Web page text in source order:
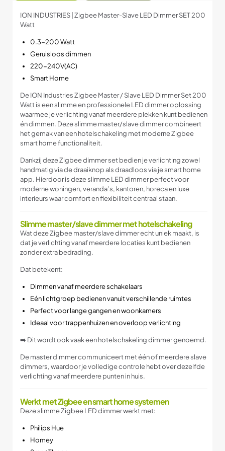
ION INDUSTRIES | Zigbee Master-Slave LED Dimmer SET 200
Watt
0.3-200 Watt
Geruisloos dimmen
220-240V(AC)
Smart Home
De ION Industries Zigbee Master / Slave LED Dimmer Set 200
Watt is een slimme en professionele LED dimmer oplossing
waarmee je verlichting vanaf meerdere plekken kunt bedienen
én dimmen. Deze slimme master/slave dimmer combineert
het gemak van een hotelschakeling met moderne Zigbee
smart home functionaliteit.
Dankzij deze Zigbee dimmer set bedien je verlichting zowel
handmatig via de draaiknop als draadloos via je smart home
app. Hierdoor is deze slimme LED dimmer perfect voor
moderne woningen, veranda’s, kantoren, horeca en luxe
interieurs waar comfort en flexibiliteit centraal staan.
Slimme master/slave dimmer met hotelschakeling
Wat deze Zigbee master/slave dimmer echt uniek maakt, is
dat je verlichting vanaf meerdere locaties kunt bedienen
zonder extra bedrading.
Dat betekent:
Dimmen vanaf meerdere schakelaars
Eén lichtgroep bedienen vanuit verschillende ruimtes
Perfect voor lange gangen en woonkamers
Ideaal voor trappenhuizen en overloop verlichting
➡️ Dit wordt ook vaak een hotelschakeling dimmer genoemd.
De master dimmer communiceert met één of meerdere slave
dimmers, waardoor je volledige controle hebt over dezelfde
verlichting vanaf meerdere punten in huis.
Werkt met Zigbee en smart home systemen
Deze slimme Zigbee LED dimmer werkt met:
Philips Hue
Homey